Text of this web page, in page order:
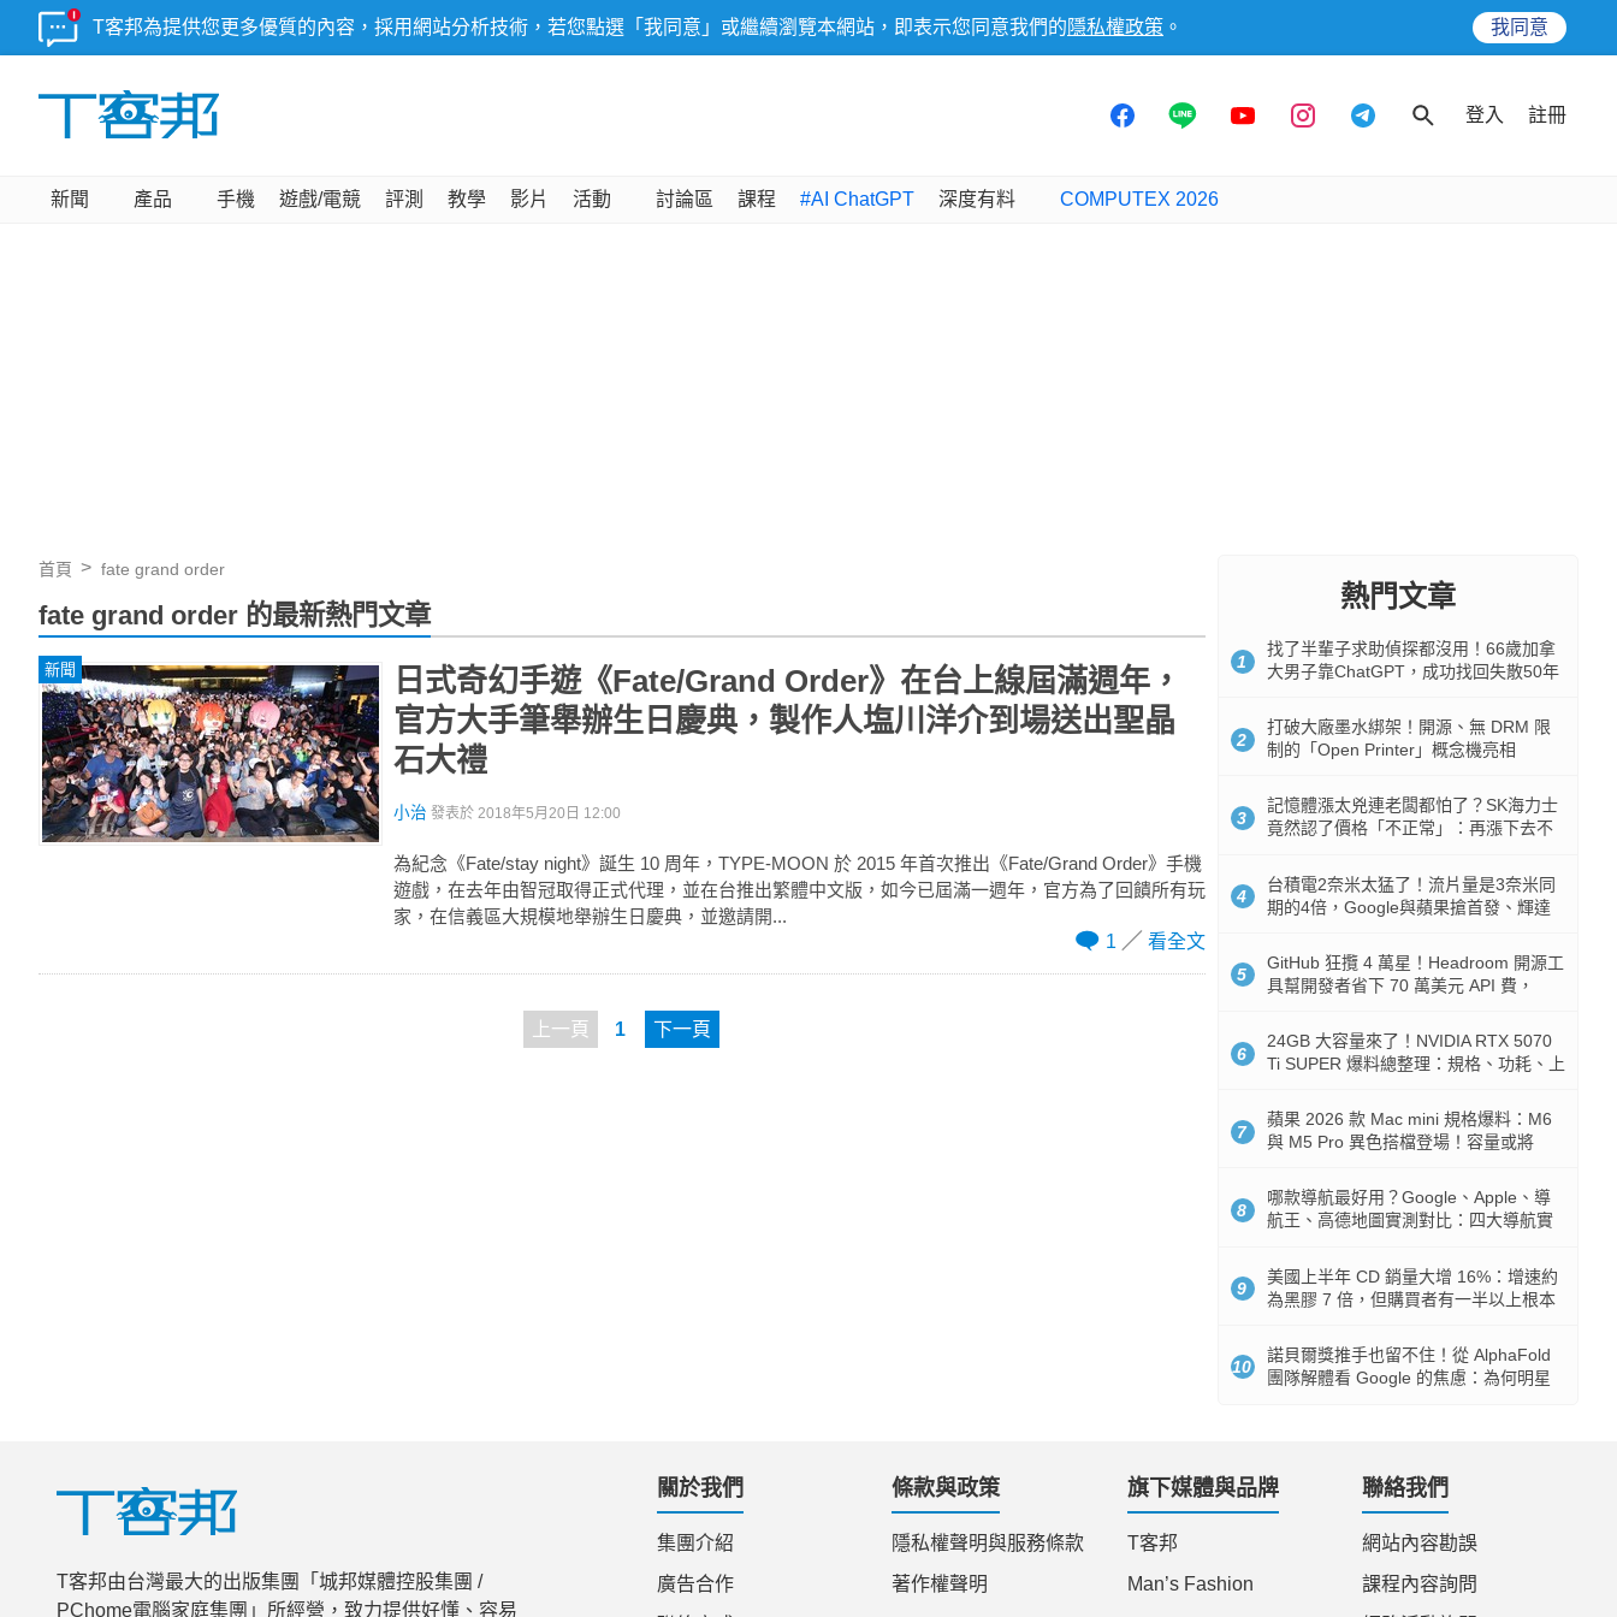
T客邦為提供您更多優質的內容，採用網站分析技術，若您點選「我同意」或繼續瀏覽本網站，即表示您同意我們的 隱私權政策 。 我同意
登入 註冊
新聞 產品 手機 遊戲/電競 評測 教學 影片 活動 討論區 課程 #AI ChatGPT 深度有料 COMPUTEX 2026
首頁 fate grand order
fate grand order 的最新熱門文章
新聞
日式奇幻手遊《Fate/Grand Order》在台上線屆滿週年，
官方大手筆舉辦生日慶典，製作人塩川洋介到場送出聖晶
石大禮
小治 發表於 2018年5月20日 12:00
為紀念《Fate/stay night》誕生 10 周年，TYPE-MOON 於 2015 年首次推出《Fate/Grand Order》手機
遊戲，在去年由智冠取得正式代理，並在台推出繁體中文版，如今已屆滿一週年，官方為了回饋所有玩
家，在信義區大規模地舉辦生日慶典，並邀請開...
1
看全文
上一頁 1 下一頁
熱門文章
1
找了半輩子求助偵探都沒用！66歲加拿
大男子靠ChatGPT，成功找回失散50年
2
打破大廠墨水綁架！開源、無 DRM 限
制的「Open Printer」概念機亮相
3
記憶體漲太兇連老闆都怕了？SK海力士
竟然認了價格「不正常」：再漲下去不
4
台積電2奈米太猛了！流片量是3奈米同
期的4倍，Google與蘋果搶首發、輝達
5
GitHub 狂攬 4 萬星！Headroom 開源工
具幫開發者省下 70 萬美元 API 費，
6
24GB 大容量來了！NVIDIA RTX 5070
Ti SUPER 爆料總整理：規格、功耗、上
7
蘋果 2026 款 Mac mini 規格爆料：M6
與 M5 Pro 異色搭檔登場！容量或將
8
哪款導航最好用？Google、Apple、導
航王、高德地圖實測對比：四大導航實
9
美國上半年 CD 銷量大增 16%：增速約
為黑膠 7 倍，但購買者有一半以上根本
10
諾貝爾獎推手也留不住！從 AlphaFold
團隊解體看 Google 的焦慮：為何明星
T客邦由台灣最大的出版集團「城邦媒體控股集團 /
PChome電腦家庭集團」所經營，致力提供好懂、容易
關於我們
集團介紹
廣告合作
條款與政策
隱私權聲明與服務條款
著作權聲明
旗下媒體與品牌
T客邦
Man’s Fashion
聯絡我們
網站內容勘誤
課程內容詢問